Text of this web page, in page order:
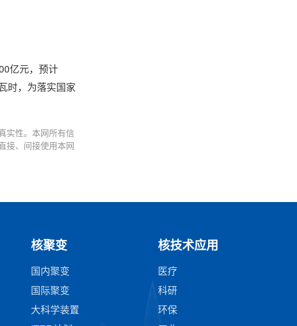
亿元，预计
时，为落实国家
实性。本网所有信
接、间接使用本网
核聚变
国内聚变
国际聚变
大科学装置
核技术应用
医疗
科研
环保